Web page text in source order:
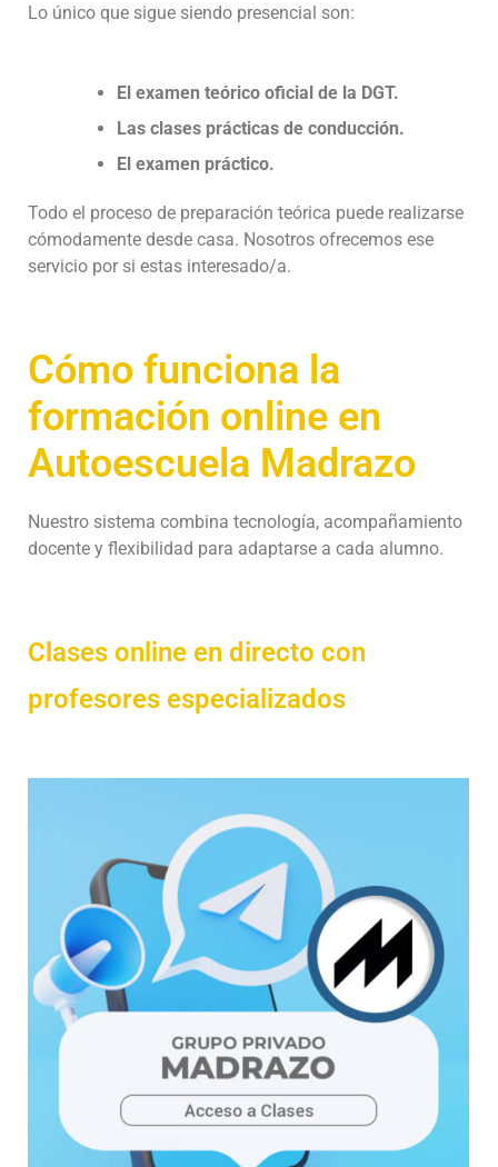
Lo único que sigue siendo presencial son:
El examen teórico oficial de la DGT.
Las clases prácticas de conducción.
El examen práctico.
Todo el proceso de preparación teórica puede realizarse
cómodamente desde casa. Nosotros ofrecemos ese
servicio por si estas interesado/a.
Cómo funciona la
formación online en
Autoescuela Madrazo
Nuestro sistema combina tecnología, acompañamiento
docente y flexibilidad para adaptarse a cada alumno.
Clases online en directo con
profesores especializados